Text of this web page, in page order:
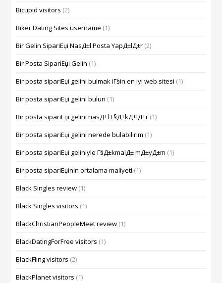
Bicupid visitors (2)
Biker Dating Sites username (1)
Bir Gelin SipariЕџi NasД±l Posta YapД±lД±r (2)
Bir Posta SipariЕџi Gelin (1)
Bir posta sipariЕџi gelini bulmak iГ§in en iyi web sitesi (1)
Bir posta sipariЕџi gelini bulun (1)
Bir posta sipariЕџi gelini nasД±l Г§Д±kД±lД±r (1)
Bir posta sipariЕџi gelini nerede bulabilirim (1)
Bir posta sipariЕџi geliniyle Г§Д±kmalД± mД±yД±m (1)
Bir posta sipariЕџinin ortalama maliyeti (1)
Black Singles review (1)
Black Singles visitors (1)
BlackChristianPeopleMeet review (1)
BlackDatingForFree visitors (1)
BlackFling visitors (2)
BlackPlanet visitors (1)